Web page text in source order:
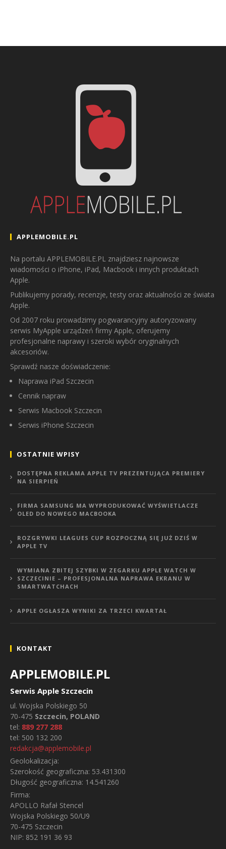
APPLEMOBILE.PL
Na portalu APPLEMOBILE.PL znajdziesz najnowsze
wiadomości o iPhone, iPad, Macbook i innych produktach
Apple.
Publikujemy porady, recenzje, testy oraz aktualności ze świata
Apple.
Od 2007 roku prowadzimy pogwarancyjny autoryzowany
serwis MyApple urządzeń firmy Apple, oferujemy
profesjonalne naprawy i szeroki wybór oryginalnych
akcesoriów.
Sprawdź nasze doświadczenie:
Naprawa iPad Szczecin
Cennik napraw
Serwis Macbook Szczecin
Serwis iPhone Szczecin
OSTATNIE WPISY
DOSTĘPNA REKLAMA APPLE TV PREZENTUJĄCA PREMIERY
NA SIERPIEŃ
FIRMA SAMSUNG MA WYPRODUKOWAĆ WYŚWIETLACZE
OLED DO NOWEGO MACBOOKA
ROZGRYWKI LEAGUES CUP ROZPOCZNĄ SIĘ JUŻ DZIŚ W
APPLE TV
WYMIANA ZBITEJ SZYBKI W ZEGARKU APPLE WATCH W
SZCZECINIE – PROFESJONALNA NAPRAWA EKRANU W
SMARTWATCHACH
APPLE OGŁASZA WYNIKI ZA TRZECI KWARTAŁ
KONTAKT
APPLEMOBILE.PL
Serwis Apple Szczecin
ul. Wojska Polskiego 50
70-475 Szczecin, POLAND
tel: 889 277 288
tel: 500 132 200
redakcja@applemobile.pl
Geolokalizacja:
Szerokość geograficzna: 53.431300
Długość geograficzna: 14.541260
Firma:
APOLLO Rafał Stencel
Wojska Polskiego 50/U9
70-475 Szczecin
NIP: 852 191 36 93